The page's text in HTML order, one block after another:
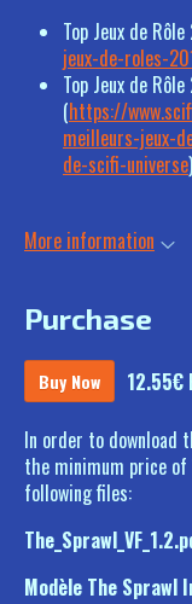
Top Jeux de
jeux-de-roles-
Top Jeux de
(https://
meilleurs-jeux-
de-scifi-universe)
More information
Purchase
Buy Now 12.55€
In order to download
the minimum price of
following files:
Modèle The Sprawl